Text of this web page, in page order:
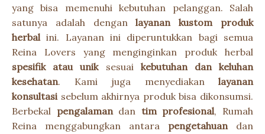
yang bisa memenuhi kebutuhan pelanggan. Salah
satunya adalah denganlayanan kustom produk
herbalini. Layanan ini diperuntukkan bagi semua
Reina Lovers yang menginginkan produk herbal
spesifik atau uniksesuai kebutuhan dan keluhan
kesehatan. Kami juga menyediakan layanan
konsultasisebelum akhirnya produk bisa dikonsumsi.
Berbekal pengalamandan tim profesional, Rumah
Reina menggabungkan antara pengetahuandan